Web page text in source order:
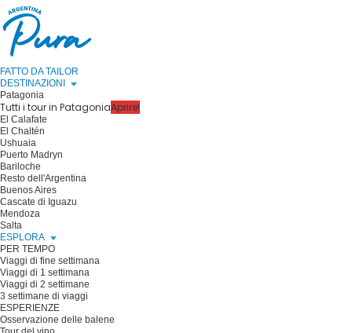
FATTO DA TAILOR
DESTINAZIONI
Patagonia
Tutti i tour in PatagoniaAprire!
El Calafate
El Chaltén
Ushuaia
Puerto Madryn
Bariloche
Resto dell'Argentina
Buenos Aires
Cascate di Iguazu
Mendoza
Salta
ESPLORA
PER TEMPO
Viaggi di fine settimana
Viaggi di 1 settimana
Viaggi di 2 settimane
3 settimane di viaggi
ESPERIENZE
Osservazione delle balene